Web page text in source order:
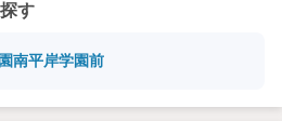
す
南平岸学園前